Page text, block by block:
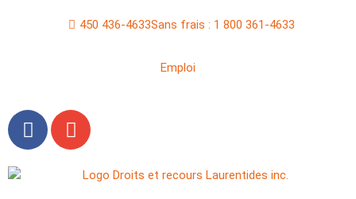
450 436-4633Sans frais : 1 800 361-4633
Emploi